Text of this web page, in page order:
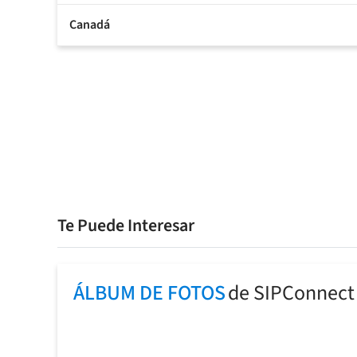
Canadá
Te Puede Interesar
ÁLBUM DE FOTOSde